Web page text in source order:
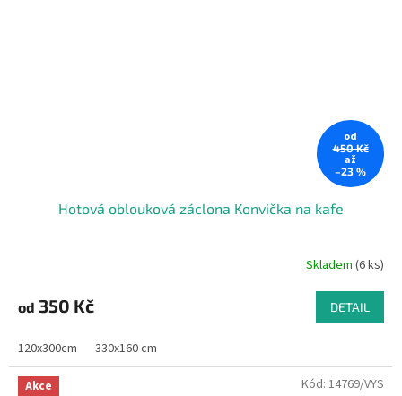
od
450 Kč
až
–23 %
Hotová oblouková záclona Konvička na kafe
Skladem (6 ks)
od 350 Kč DETAIL
120x300cm 330x160 cm
Akce Kód: 14769/VYS